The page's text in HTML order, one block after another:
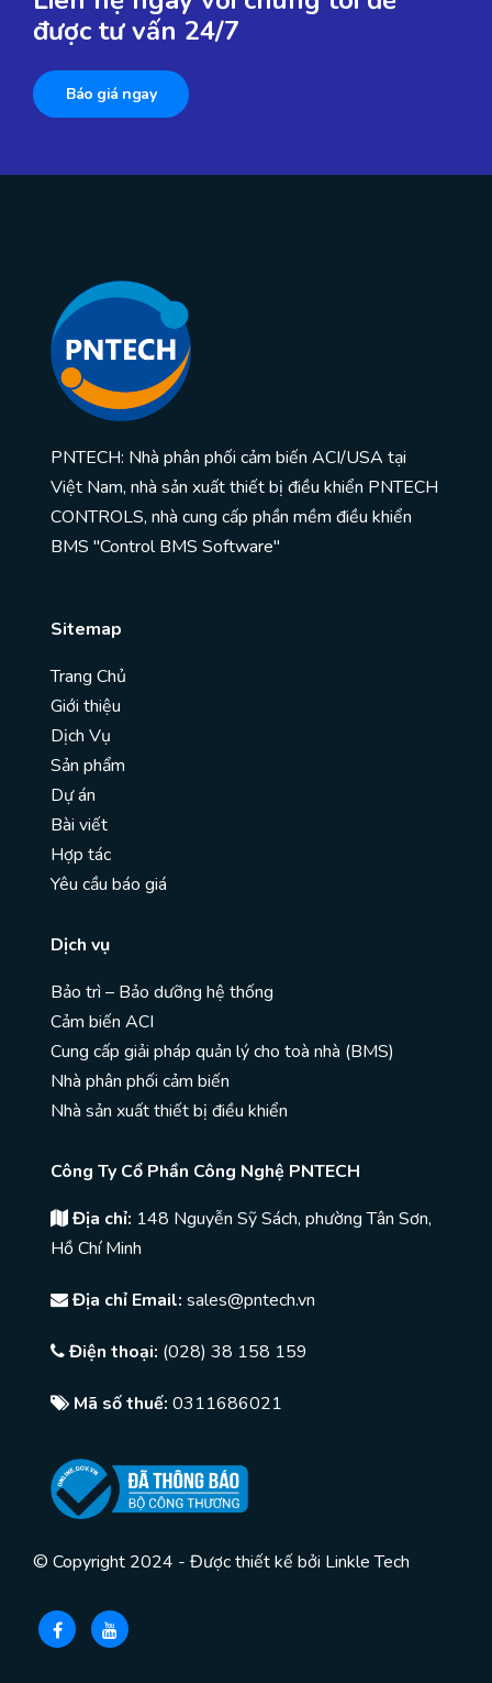
được tư vấn 24/7
Báo giá ngay
PNTECH: Nhà phân phối cảm biến ACI/USA tại
Việt Nam, nhà sản xuất thiết bị điều khiển PNTECH
CONTROLS, nhà cung cấp phần mềm điều khiển
BMS "Control BMS Software"
Sitemap
Trang Chủ
Giới thiệu
Dịch Vụ
Sản phẩm
Dự án
Bài viết
Hợp tác
Yêu cầu báo giá
Dịch vụ
Bảo trì – Bảo dưỡng hệ thống
Cảm biến ACI
Cung cấp giải pháp quản lý cho toà nhà (BMS)
Nhà phân phối cảm biến
Nhà sản xuất thiết bị điều khiển
Công Ty Cổ Phần Công Nghệ PNTECH
Địa chỉ: 148 Nguyễn Sỹ Sách, phường Tân Sơn,
Hồ Chí Minh
Địa chỉ Email: sales@pntech.vn
Điện thoại: (028) 38 158 159
Mã số thuế: 0311686021
© Copyright 2024 - Được thiết kế bởi Linkle Tech